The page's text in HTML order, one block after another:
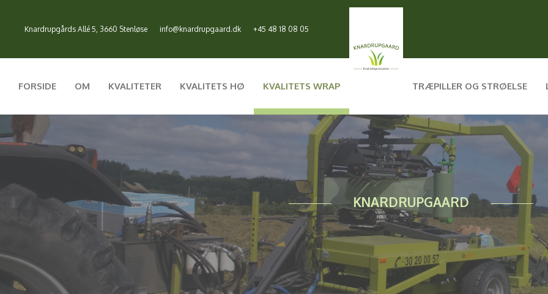
Knardrupgårds Allé 5, 3660 Stenløse info@knardrupgaard.dk +45 48 18 08 05
FORSIDE OM KVALITETER KVALITETS HØ KVALITETS WRAP TRÆPILLER OG STRØELSE
KNARDRUPGAARD